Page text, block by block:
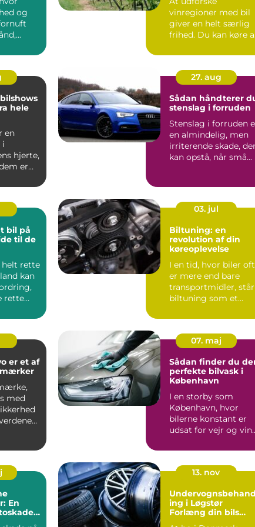
og
vinregioner med bil
giver en helt særlig
frihed. Du kan køre
hele
en
i
hjerte,
er
27. aug
Sådan håndterer
stenslag i forruden
Stenslag i forruden
en almindelig, men
irriterende skade, der
kan opstå, når små...
bil på
til de
helt rette
kan
rette
03. jul
Biltuning: en
revolution af din
køreoplevelse
I en tid, hvor biler
er mere end bare
transportmidler, står
biltuning som et
er et af
med
07. maj
Sådan finder du
perfekte bilvask i
København
I en storby som
København, hvor
bilerne konstant er
udsat for vejr og
En
13. nov
ing i Løgstør
Forlæng din bils